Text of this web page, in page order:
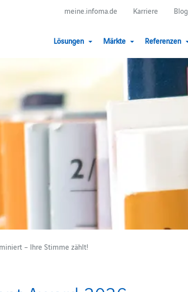
meine.infoma.de Karriere Blog
Lösungen Märkte Referenzen
– Ihre Stimme zählt!